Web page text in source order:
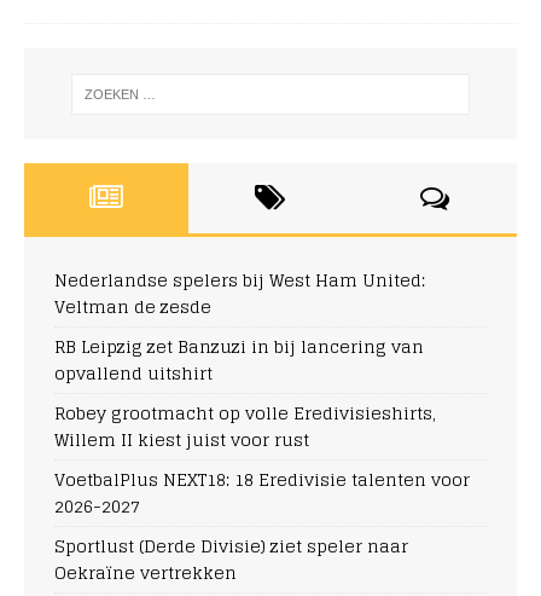
Nederlandse spelers bij West Ham United:
Veltman de zesde
RB Leipzig zet Banzuzi in bij lancering van
opvallend uitshirt
Robey grootmacht op volle Eredivisieshirts,
Willem II kiest juist voor rust
VoetbalPlus NEXT18: 18 Eredivisie talenten voor
2026-2027
Sportlust (Derde Divisie) ziet speler naar
Oekraïne vertrekken